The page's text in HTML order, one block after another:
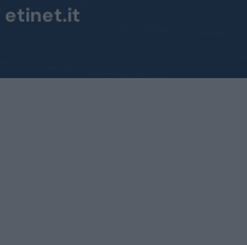
etinet.it